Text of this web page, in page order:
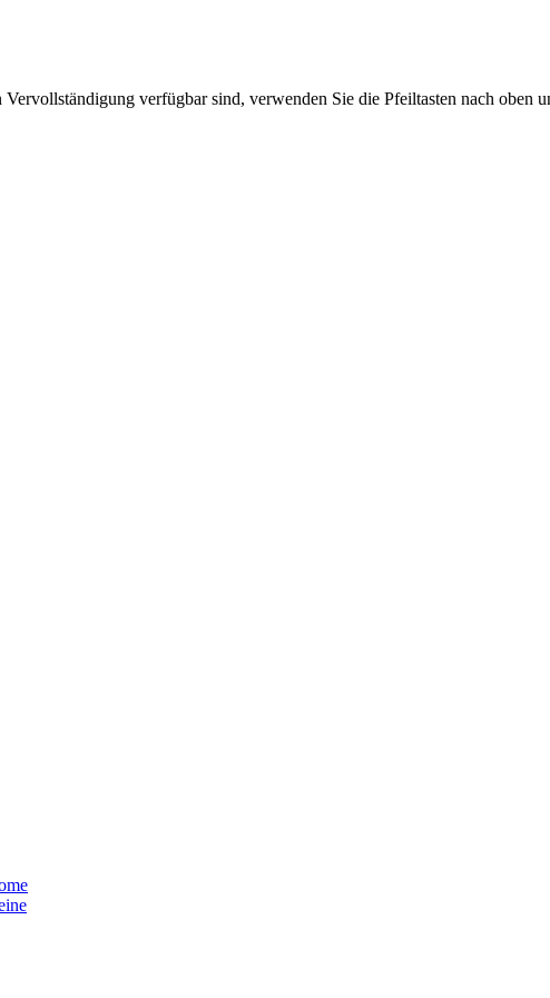
Vervollständigung verfügbar sind, verwenden Sie die Pfeiltasten nach